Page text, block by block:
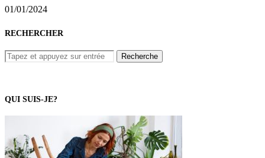
01/01/2024
RECHERCHER
QUI SUIS-JE?